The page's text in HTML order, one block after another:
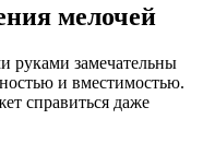
мелочей
руками замечательны
и вместимостью.
справиться даже